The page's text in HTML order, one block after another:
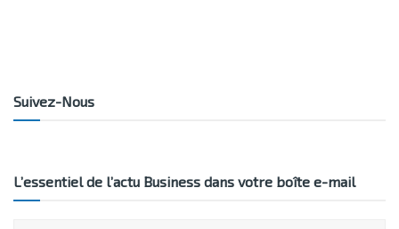
Suivez-Nous
L’essentiel de l’actu Business dans votre boîte e-mail